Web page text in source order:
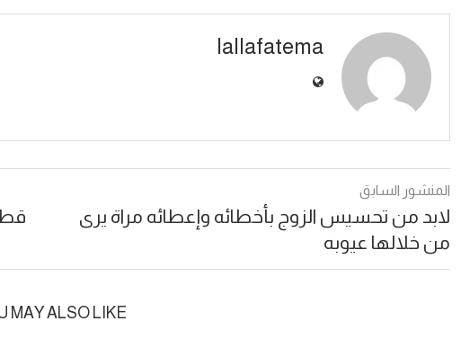
lallafatema
المنشور السابق
لابد من تحسيس الزوج بأخطائه وإعطائه مراة يرى
من خلالها عيوبه
MAY ALSO LIKE